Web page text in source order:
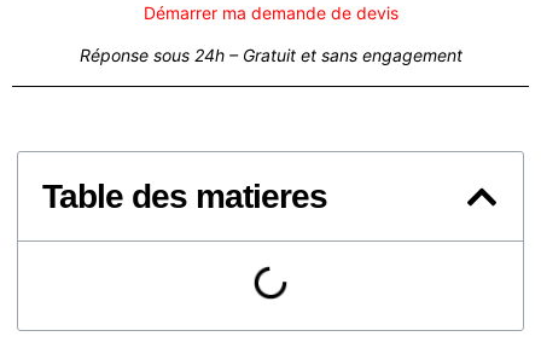
Démarrer ma demande de devis
Réponse sous 24h – Gratuit et sans engagement
Table des matieres